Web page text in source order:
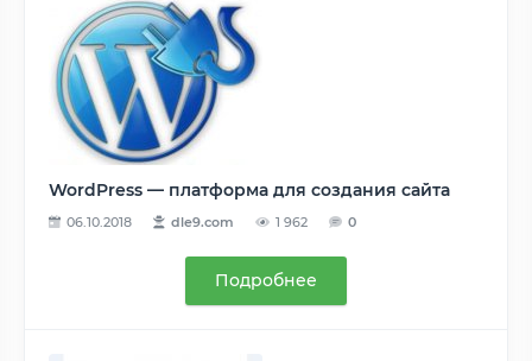
WordPress — платформа для создания сайта
06.10.2018 dle9.com 1 962 0
Подробнее